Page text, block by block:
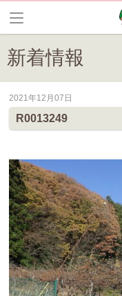
新着情報
皆野町のイベントやお
2021年12月07日
R0013249